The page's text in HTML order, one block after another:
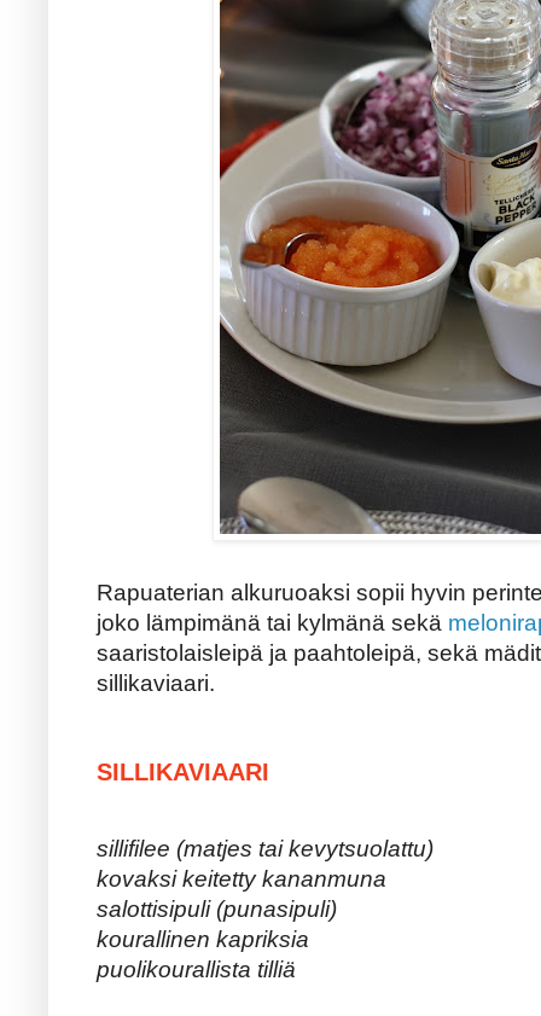
Rapuaterian alkuruoaksi sopii hyvin
joko lämpimänä tai kylmänä sekä
saaristolaisleipä ja paahtoleipä, sekä
sillikaviaari.
SILLIKAVIAARI
sillifilee (matjes tai kevytsuolattu)
kovaksi keitetty kananmuna
salottisipuli (punasipuli)
kourallinen kapriksia
puolikourallista tilliä